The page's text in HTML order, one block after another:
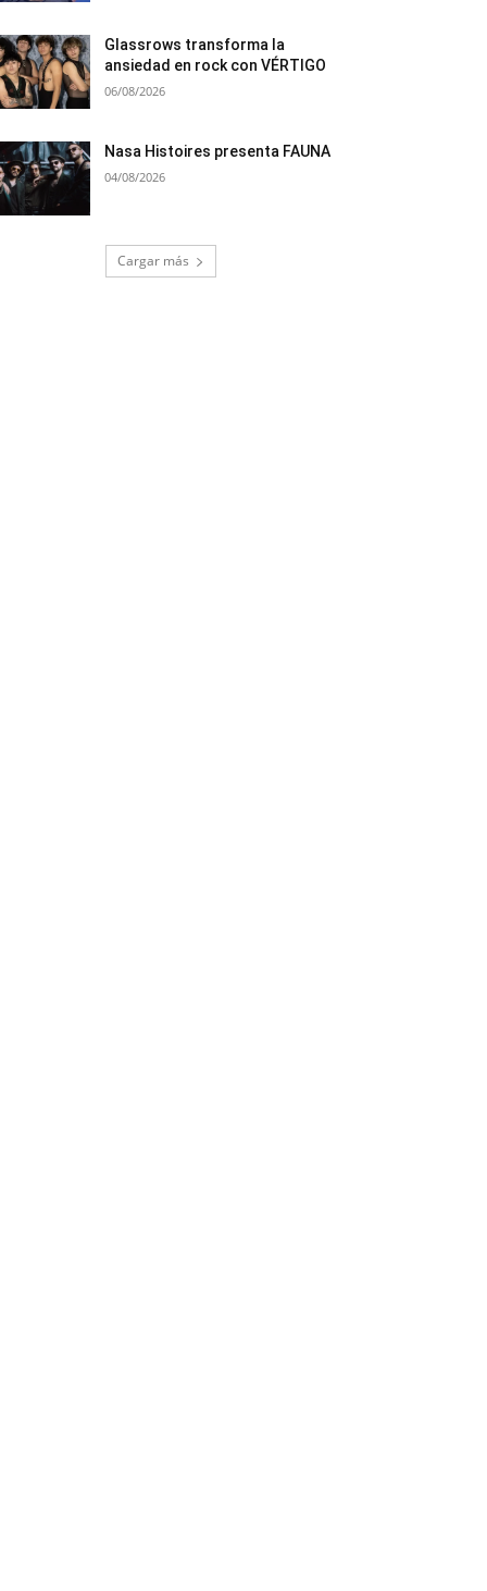
Glassrows transforma la
ansiedad en rock con VÉRTIGO
06/08/2026
Nasa Histoires presenta FAUNA
04/08/2026
Cargar más